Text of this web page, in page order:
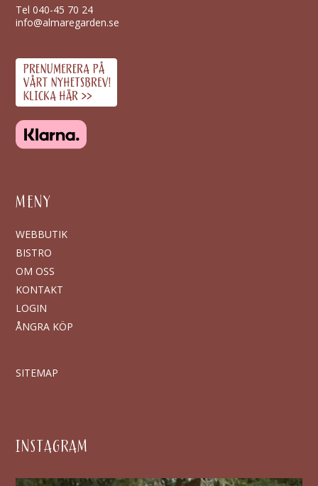
Tel040-45 70 24
info@almaregarden.se
MENY
WEBBUTIK
BISTRO
OM OSS
KONTAKT
LOGIN
ÅNGRA KÖP
SITEMAP
INSTAGRAM